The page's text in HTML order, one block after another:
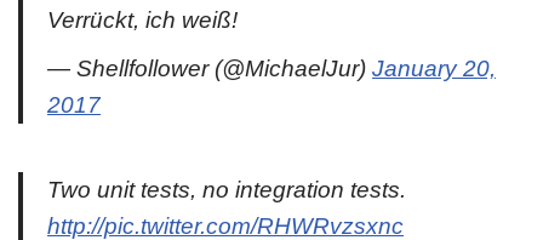
Verrückt, ich weiß!
— Shellfollower (@MichaelJur) January 20,
2017
Two unit tests, no integration tests.
http://pic.twitter.com/RHWRvzsxnc